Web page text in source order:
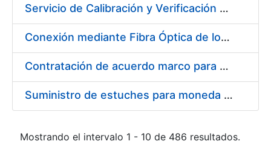
Servicio de Calibración y Verificación Externa de los Equipos de Medición del Servicio de Prevención de la FNMT-RCM
Conexión mediante Fibra Óptica de los Centros de Proceso de Datos (CPDs) de las sedes de la FNMT-RCM de Burgos y Madrid
Contratación de acuerdo marco para el Suministro de Material de Electricidad para la Fábrica Nacional de Moneda y Timbre-Real Casa de la Moneda en su centro de trabajo de Burgos
Suministro de estuches para moneda de 30 €
Mostrando el intervalo 1 - 10 de 486 resultados.